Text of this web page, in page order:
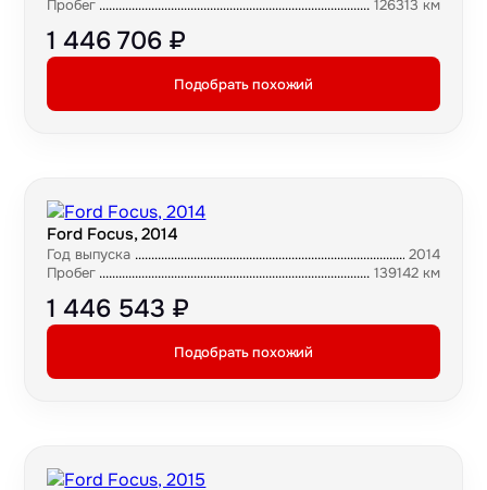
Пробег
126313 км
1 446 706 ₽
Подобрать похожий
Ford Focus, 2014
Год выпуска
2014
Пробег
139142 км
1 446 543 ₽
Подобрать похожий